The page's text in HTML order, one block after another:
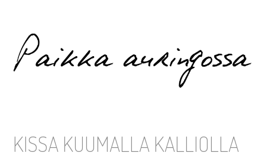
KISSA KUUMALLA KALLIOLLA